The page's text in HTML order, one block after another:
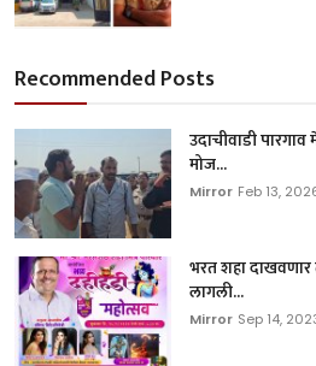
Recommended Posts
उदाचीवाडी
मोज...
Mirror Feb 13,
भरत शहा दाखवणार
लागली...
Mirror Sep 14,